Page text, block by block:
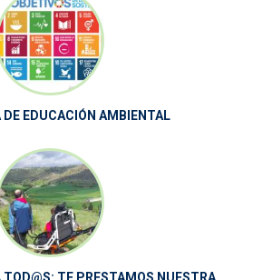
DE EDUCACIÓN AMBIENTAL